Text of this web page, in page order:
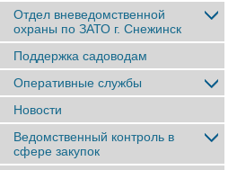
Отдел вневедомственной
охраны по ЗАТО г. Снежинск
Поддержка садоводам
Оперативные службы
Новости
Ведомственный контроль в
сфере закупок